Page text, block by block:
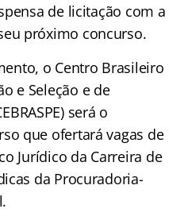
de licitação com a
próximo concurso.
o Centro Brasileiro
e Seleção e de
será o
que ofertará vagas de
Jurídico da Carreira de
da Procuradoria-